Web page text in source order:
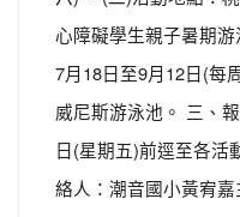
心障礙學生親子暑期
7月18日至9月12日(每
威尼斯游泳池。 三、
日(星期五)前逕至各活
絡人：潮音國小黃宥嘉